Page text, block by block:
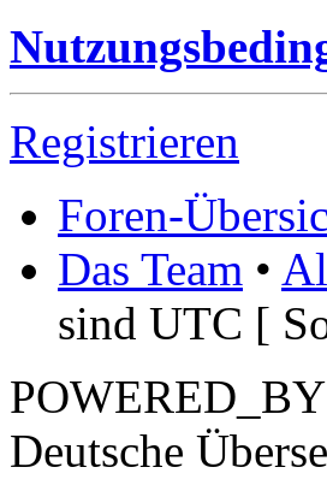
Registrieren
Foren-
Das Team •
sind UTC [
POWERED_BY
Deutsche